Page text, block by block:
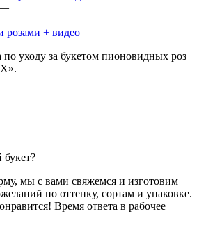
розами + видео
по уходу за букетом пионовидных роз
мы с вами свяжемся и изготовим
по оттенку, сортам и упаковке.
Время ответа в рабочее